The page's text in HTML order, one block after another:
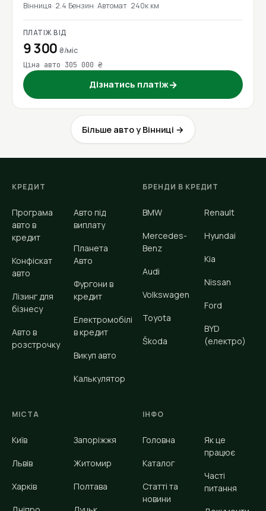
Вінниця 2.4 Бензин Автомат 240к км
ПЛАТІЖ ВІД
9 300₴/міс
Ціна авто 305 000 ₴
Дізнатись платіж→
Більше авто у Вінниці →
КРЕДИТ
Програма
авто в
кредит
Конфіскат
авто
Лізинг для
бізнесу
Авто в
розстрочку
Авто під
виплату
Планета
Авто
Фургони в
кредит
Електромобілі
в кредит
Викуп авто
Калькулятор
БРЕНДИ В КРЕДИТ
BMW
Mercedes-
Benz
Audi
Volkswagen
Toyota
Škoda
Renault
Hyundai
Kia
Nissan
Ford
BYD
(електро)
МІСТА
Київ
Львів
Харків
Запоріжжя
Житомир
Полтава
ІНФО
Головна
Каталог
Статті та
новини
Як це
працює
Часті
питання